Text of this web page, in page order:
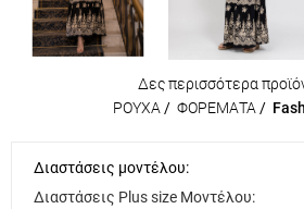
Δες περισσότερα
ΡΟΥΧΑ / ΦΟΡΕΜΑΤΑ /
Διαστάσεις μοντέλου:
Διαστάσεις Plus size Μοντέλου: